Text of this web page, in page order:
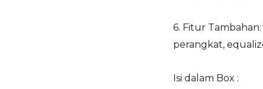
6. Fitur
perangkat,
Isi dalam Box :